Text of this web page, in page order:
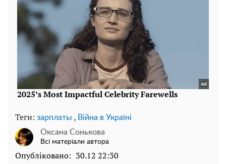
Теги: зарплаты , Війна в Україні
Оксана Сонькова
Всі матеріали автора
Опубліковано: 30.12 22:30